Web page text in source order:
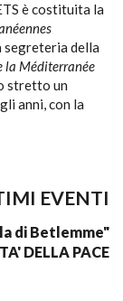
è costituita la
segreteria della
la Méditerranée
stretto un
anni, con la
EVENTI
di Betlemme"
DELLA PACE